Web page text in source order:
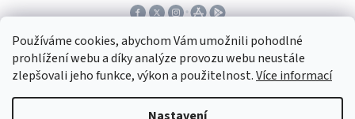
Používáme cookies, abychom Vám umožnili pohodlné
prohlížení webu a díky analýze provozu webu neustále
zlepšovali jeho funkce, výkon a použitelnost.Více informací